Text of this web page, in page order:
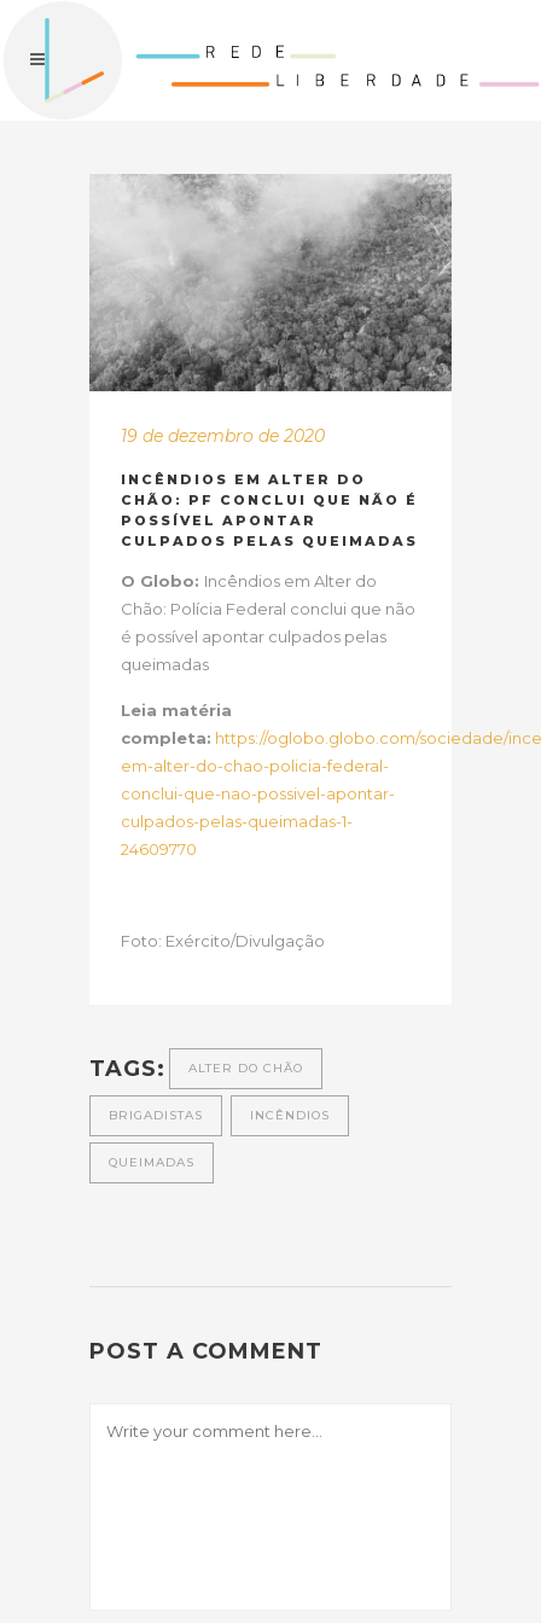
19 de dezembro de 2020
INCÊNDIOS EM ALTER DO
CHÃO: PF CONCLUI QUE NÃO É
POSSÍVEL APONTAR
CULPADOS PELAS QUEIMADAS
O Globo: Incêndios em Alter do
Chão: Polícia Federal conclui que não
é possível apontar culpados pelas
queimadas
Leia matéria
completa: https://oglobo.globo.com/sociedade/
em-alter-do-chao-policia-federal-
conclui-que-nao-possivel-apontar-
culpados-pelas-queimadas-1-
24609770
Foto: Exército/Divulgação
TAGS: ALTER DO CHÃO
BRIGADISTAS INCÊNDIOS
QUEIMADAS
POST A COMMENT